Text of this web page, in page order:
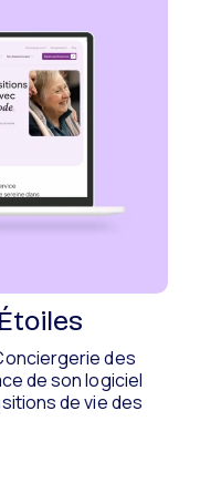
des
de son logiciel
de vie des